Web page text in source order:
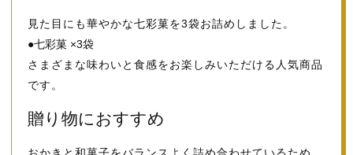
見た目にも華やかな七彩菓を3袋お詰めしました。
●七彩菓 ×3袋
さまざまな味わいと食感をお楽しみいただける人気商品
です。
贈り物におすすめ